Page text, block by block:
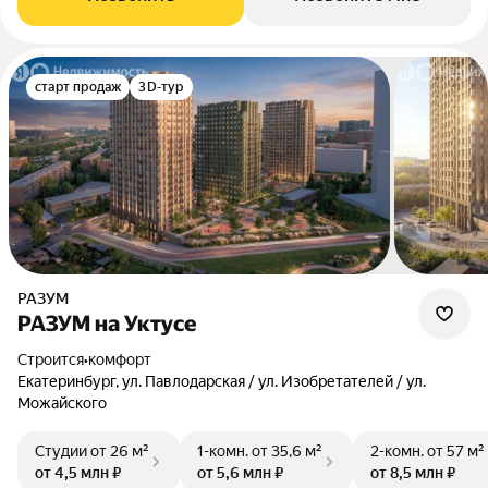
старт продаж 3D-тур
РАЗУМ
РАЗУМ на Уктусе
Строится•комфорт
Екатеринбург, ул. Павлодарская / ул. Изобретателей / ул.
Можайского
Студииот 26 м²
от 4,5 млн ₽
1-комн.от 35,6 м²
от 5,6 млн ₽
2-комн.от 57 м²
от 8,5 млн ₽